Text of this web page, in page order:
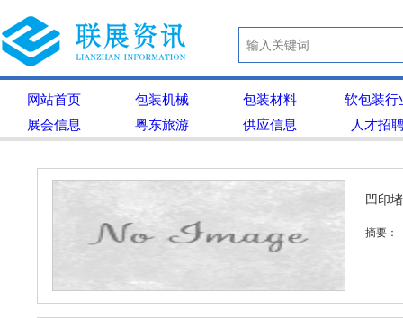
网站首页 包装机械 包装材料
软包装行
展会信息
粤东旅游 供应信息 人才招
凹印
摘要：